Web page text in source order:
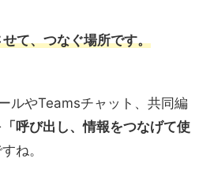
て、つなぐ場所です。
ルやTeamsチャット、共同編
「呼び出し、情報をつなげて使
ね。